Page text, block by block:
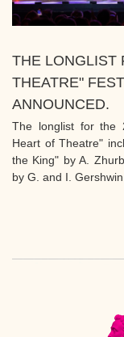
THE LONGLIST
THEATRE"
ANNOUNCED.
The longlist for the
Heart of Theatre"
the King" by A.
by G. and I. Gershwin.